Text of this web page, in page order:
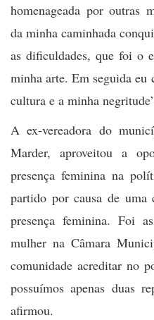
homenageada por outras
da minha caminhada
as dificuldades, que foi o
minha arte. Em seguida eu
cultura e a minha
A ex-vereadora do
Marder, aproveitou a
presença feminina na
partido por causa de uma
presença feminina. Foi
mulher na Câmara
comunidade acreditar no
possuímos apenas duas
afirmou.